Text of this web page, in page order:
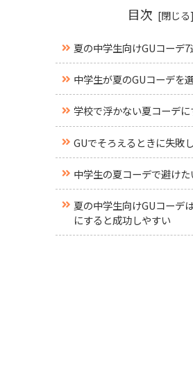
目次
夏の中学生向けGUコーデ7
中学生が夏のGUコーデを
学校で浮かない夏コーデ
GUでそろえるときに失敗
中学生の夏コーデで避け
夏の中学生向けGUコーデ
にすると成功しやすい